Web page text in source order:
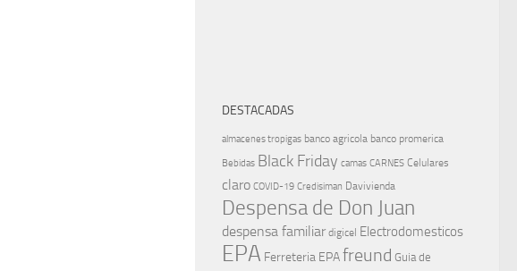
DESTACADAS
almacenes tropigas banco agricola banco promerica
Bebidas Black Friday camas CARNES Celulares
claro COVID-19 Credisiman Davivienda
Despensa de Don Juan
despensa familiar digicel Electrodomesticos
EPA Ferreteria EPAfreund Guia de